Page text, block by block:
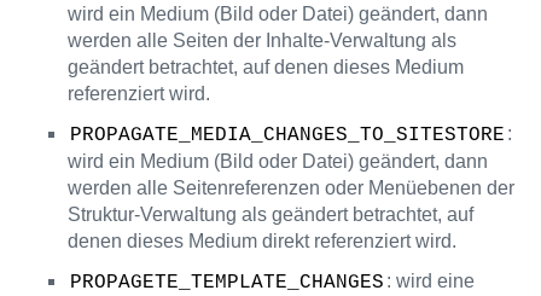
wird ein Medium (Bild oder Datei) geändert, dann
werden alle Seiten der Inhalte-Verwaltung als
geändert betrachtet, auf denen dieses Medium
referenziert wird.
PROPAGATE_MEDIA_CHANGES_TO_SITESTORE :
wird ein Medium (Bild oder Datei) geändert, dann
werden alle Seitenreferenzen oder Menüebenen der
Struktur-Verwaltung als geändert betrachtet, auf
denen dieses Medium direkt referenziert wird.
PROPAGETE_TEMPLATE_CHANGES : wird eine